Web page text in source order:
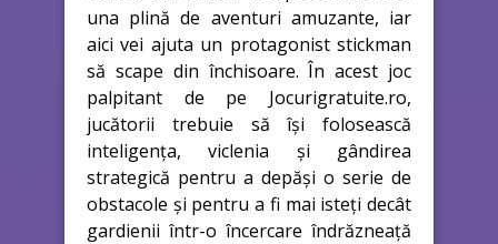
una plină de aventuri amuzante, iar
aici vei ajuta un protagonist stickman
să scape din închisoare. În acest joc
palpitant de pe Jocurigratuite.ro,
jucătorii trebuie să își folosească
inteligența, viclenia și gândirea
strategică pentru a depăși o serie de
obstacole și pentru a fi mai isteți decât
gardienii într-o încercare îndrăzneață